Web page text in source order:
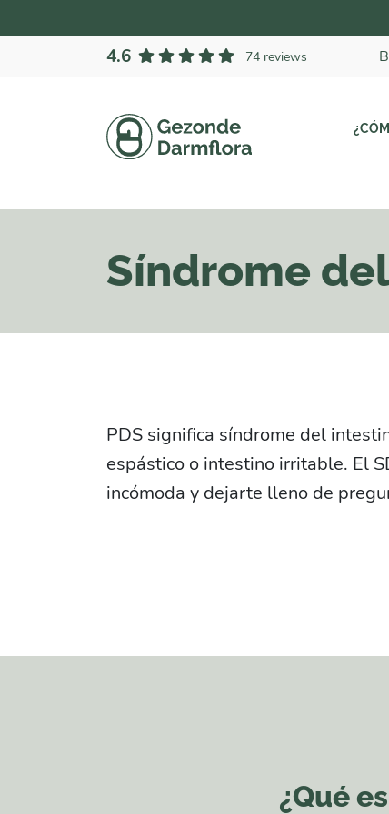
4.6 74 reviews
Síndrome
PDS significa síndrome del
espástico o intestino irritable. El
incómoda y dejarte lleno de
¿Qué